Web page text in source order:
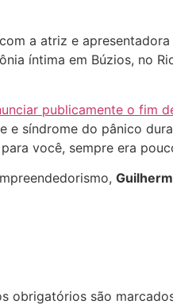
a atriz e apresentadora
íntima em Búzios, no
publicamente o fim
e síndrome do pânico
você, sempre era
obrigatórios são